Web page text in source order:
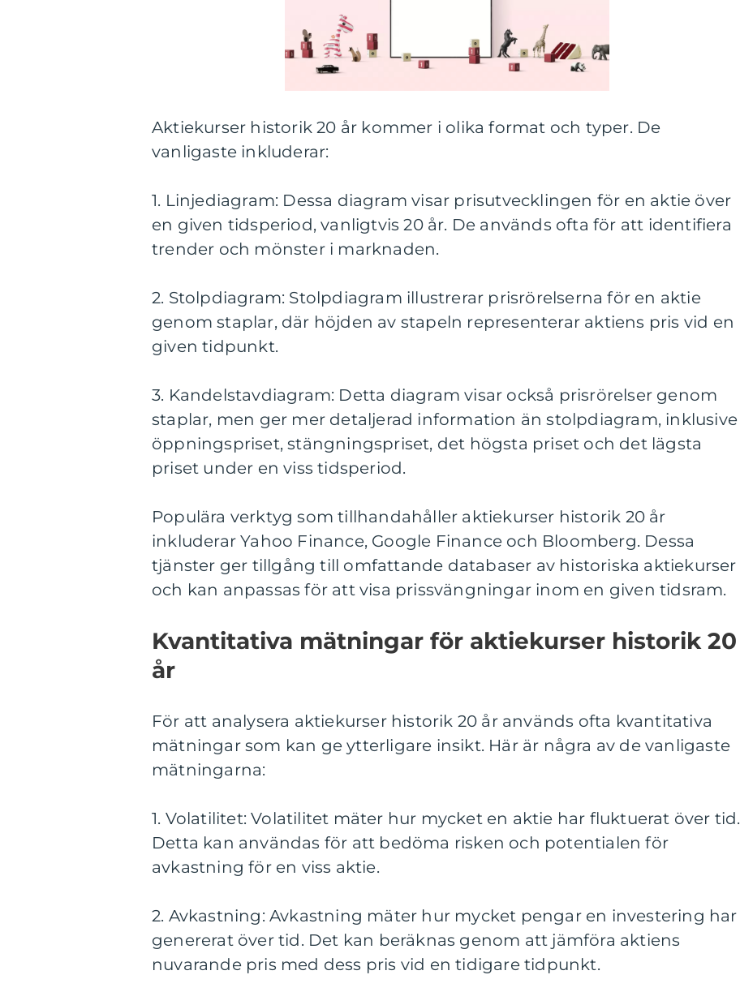
Aktiekurser historik 20 år kommer i olika format och typer. De
vanligaste inkluderar:
1. Linjediagram: Dessa diagram visar prisutvecklingen för en aktie över
en given tidsperiod, vanligtvis 20 år. De används ofta för att identifiera
trender och mönster i marknaden.
2. Stolpdiagram: Stolpdiagram illustrerar prisrörelserna för en aktie
genom staplar, där höjden av stapeln representerar aktiens pris vid en
given tidpunkt.
3. Kandelstavdiagram: Detta diagram visar också prisrörelser genom
staplar, men ger mer detaljerad information än stolpdiagram, inklusive
öppningspriset, stängningspriset, det högsta priset och det lägsta
priset under en viss tidsperiod.
Populära verktyg som tillhandahåller aktiekurser historik 20 år
inkluderar Yahoo Finance, Google Finance och Bloomberg. Dessa
tjänster ger tillgång till omfattande databaser av historiska aktiekurser
och kan anpassas för att visa prissvängningar inom en given tidsram.
Kvantitativa mätningar för aktiekurser historik 20
år
För att analysera aktiekurser historik 20 år används ofta kvantitativa
mätningar som kan ge ytterligare insikt. Här är några av de vanligaste
mätningarna:
1. Volatilitet: Volatilitet mäter hur mycket en aktie har fluktuerat över tid.
Detta kan användas för att bedöma risken och potentialen för
avkastning för en viss aktie.
2. Avkastning: Avkastning mäter hur mycket pengar en investering har
genererat över tid. Det kan beräknas genom att jämföra aktiens
nuvarande pris med dess pris vid en tidigare tidpunkt.